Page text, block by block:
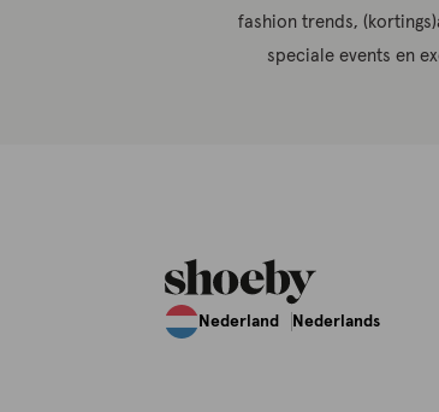
fashion trends,
speciale events en
Nederland Nederlands